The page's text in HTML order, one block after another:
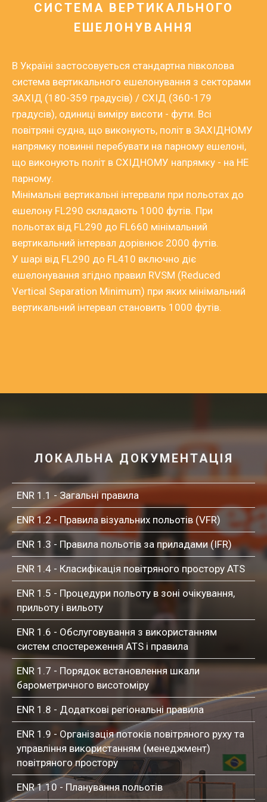
СИСТЕМА ВЕРТИКАЛЬНОГО
ЕШЕЛОНУВАННЯ
В Україні застосовується стандартна півколова
система вертикального ешелонування з секторами
ЗАХІД (180-359 градусів) / СХІД (360-179
градусів), одиниці виміру висоти - фути. Всі
повітряні судна, що виконують, політ в ЗАХІДНОМУ
напрямку повинні перебувати на парному ешелоні,
що виконують політ в СХІДНОМУ напрямку - на НЕ
парному.
Мінімальні вертикальні інтервали при польотах до
ешелону FL290 складають 1000 футів. При
польотах від FL290 до FL660 мінімальний
вертикальний інтервал дорівнює 2000 футів.
У шарі від FL290 до FL410 включно діє
ешелонування згідно правил RVSM (Reduced
Vertical Separation Minimum) при яких мінімальний
вертикальний інтервал становить 1000 футів.
ЛОКАЛЬНА ДОКУМЕНТАЦІЯ
ENR 1.1 - Загальні правила
ENR 1.2 - Правила візуальних польотів (VFR)
ENR 1.3 - Правила польотів за приладами (IFR)
ENR 1.4 - Класифікація повітряного простору ATS
ENR 1.5 - Процедури польоту в зоні очікування,
прильоту і вильоту
ENR 1.6 - Обслуговування з використанням
систем спостереження ATS і правила
ENR 1.7 - Порядок встановлення шкали
барометричного висотоміру
ENR 1.8 - Додаткові регіональні правила
ENR 1.9 - Організація потоків повітряного руху та
управління використанням (менеджмент)
повітряного простору
ENR 1.10 - Планування польотів